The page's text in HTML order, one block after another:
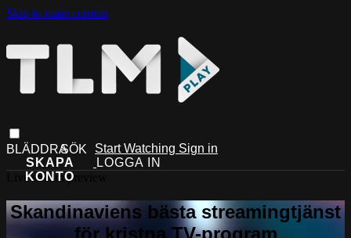
Skip to main content
Start Watching Sign in
Live stream preview